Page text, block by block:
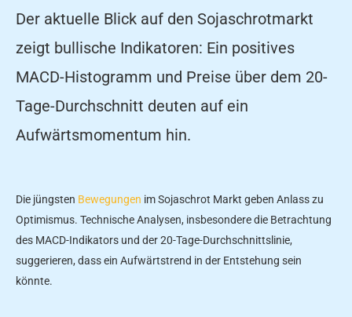
Der aktuelle Blick auf den Sojaschrotmarkt
zeigt bullische Indikatoren: Ein positives
MACD-Histogramm und Preise über dem 20-
Tage-Durchschnitt deuten auf ein
Aufwärtsmomentum hin.
Die jüngsten Bewegungen im Sojaschrot Markt geben Anlass zu
Optimismus. Technische Analysen, insbesondere die Betrachtung
des MACD-Indikators und der 20-Tage-Durchschnittslinie,
suggerieren, dass ein Aufwärtstrend in der Entstehung sein
könnte.